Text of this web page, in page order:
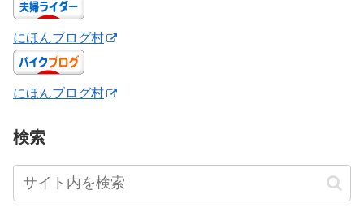
にほんブログ村
にほんブログ村
検索